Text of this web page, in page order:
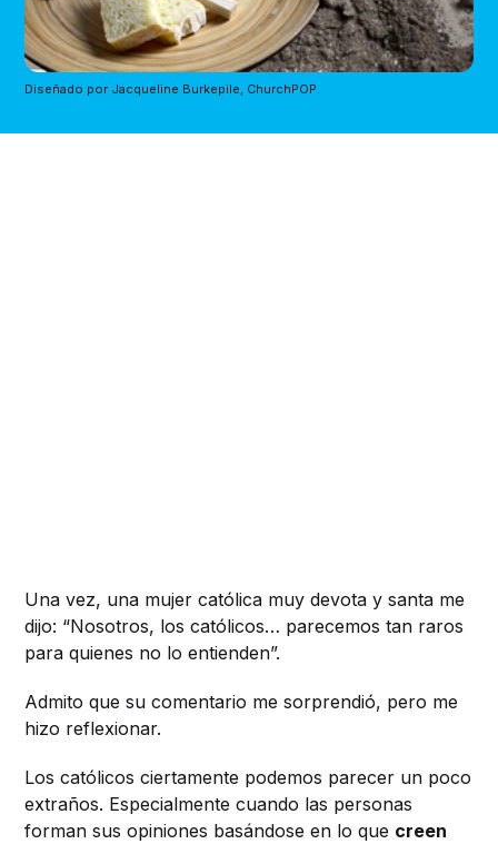
Diseñado por Jacqueline Burkepile, ChurchPOP.
Una vez, una mujer católica muy devota y santa me
dijo: “Nosotros, los católicos… parecemos tan raros
para quienes no lo entienden”.
Admito que su comentario me sorprendió, pero me
hizo reflexionar.
Los católicos ciertamente podemos parecer un poco
extraños. Especialmente cuando las personas
forman sus opiniones basándose en lo que creen